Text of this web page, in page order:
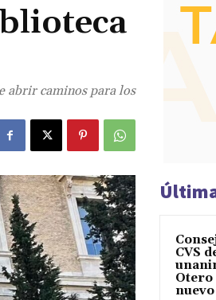
abrir caminos para los
CVS
Otero